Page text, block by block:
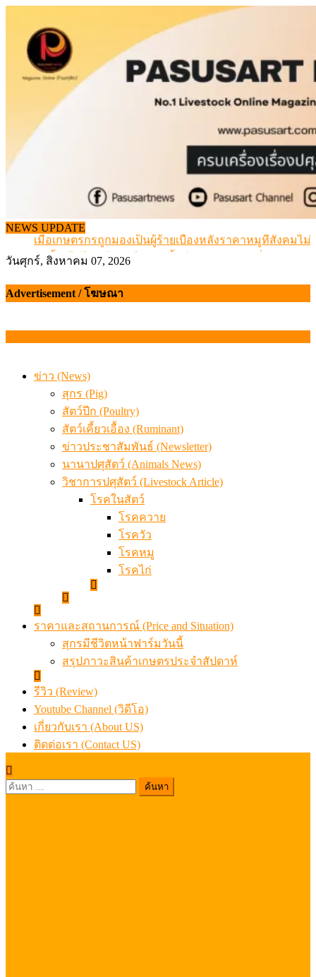
content
NEWS UPDATE
สกัดลักลอบนำเข้าเอ็นโคแช่แข็งกว่า 12.6 ตัน สมุทรสาคร
เมื่อเกษตรกรถูกมองเป็นผู้ร้ายเบื้องหลังราคาหมูที่สังคมไม่
สุดอั้น! ไข่ไก่หน้าฟาร์มปรับขึ้นอีก 6 บาท/แผง เริ่ม 7 ส.ค.69
เดินหน้าดัน “ราคากลางโคเนื้อ” แก้ปัญหาราคาโคเนื้อตก
วันศุกร์, สิงหาคม 07, 2026
Advertisement / โฆษณา
ข่าว (News)
สุกร (Pig)
สัตว์ปีก (Poultry)
สัตว์เคี้ยวเอื้อง (Ruminant)
ข่าวประชาสัมพันธ์ (Newsletter)
นานาปศุสัตว์ (Animals News)
วิชาการปศุสัตว์ (Livestock Article)
โรคในสัตว์
โรคควาย
โรควัว
โรคหมู
โรคไก่
ราคาและสถานการณ์ (Price and Situation)
สุกรมีชีวิตหน้าฟาร์มวันนี้
สรุปภาวะสินค้าเกษตรประจำสัปดาห์
รีวิว (Review)
Youtube Channel (วิดีโอ)
เกี่ยวกับเรา (About US)
ติดต่อเรา (Contact US)
ค้นหา